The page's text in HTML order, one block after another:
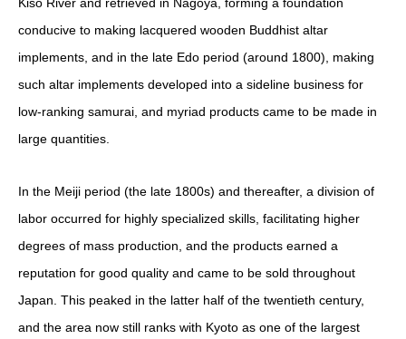
conducive to making lacquered wooden Buddhist altar
implements, and in the late Edo period (around 1800), making
such altar implements developed into a sideline business for
low-ranking samurai, and myriad products came to be made in
large quantities.
In the Meiji period (the late 1800s) and thereafter, a division of
labor occurred for highly specialized skills, facilitating higher
degrees of mass production, and the products earned a
reputation for good quality and came to be sold throughout
Japan. This peaked in the latter half of the twentieth century,
and the area now still ranks with Kyoto as one of the largest